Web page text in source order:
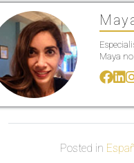
Maya
Posted in